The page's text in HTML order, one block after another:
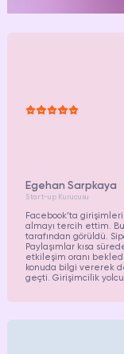
Egehan Sarpkaya
Start-up Kurucusu
Facebook’ta
almayı tercih ettim.
tarafından görüldü.
Paylaşımlar kısa
etkileşim oranı
konuda bilgi vererek
geçti. Girişimcilik